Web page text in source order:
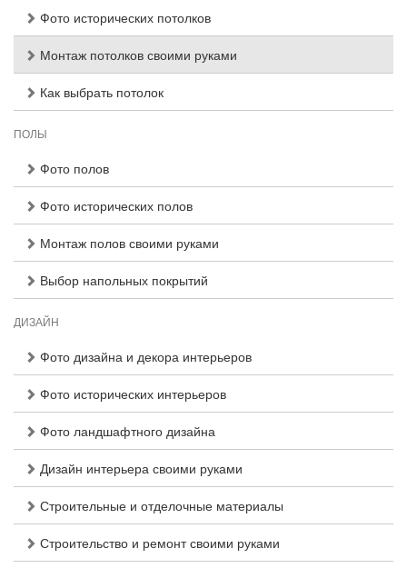
Фото исторических потолков
Монтаж потолков своими руками
Как выбрать потолок
ПОЛЫ
Фото полов
Фото исторических полов
Монтаж полов своими руками
Выбор напольных покрытий
ДИЗАЙН
Фото дизайна и декора интерьеров
Фото исторических интерьеров
Фото ландшафтного дизайна
Дизайн интерьера своими руками
Строительные и отделочные материалы
Строительство и ремонт своими руками